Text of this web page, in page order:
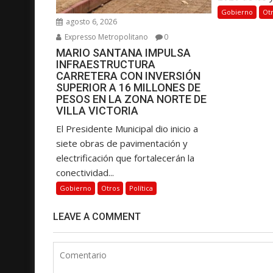
agosto 6, 2026
Expresso Metropolitano
0
MARIO SANTANA IMPULSA
INFRAESTRUCTURA
CARRETERA CON INVERSIÓN
SUPERIOR A 16 MILLONES DE
PESOS EN LA ZONA NORTE DE
VILLA VICTORIA
El Presidente Municipal dio inicio a
siete obras de pavimentación y
electrificación que fortalecerán la
conectividad...
Gobierno Otros Política
Gobierno
LEAVE A COMMENT